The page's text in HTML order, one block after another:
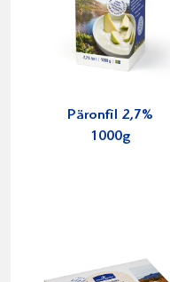
Päronfil 2,7%
1000g